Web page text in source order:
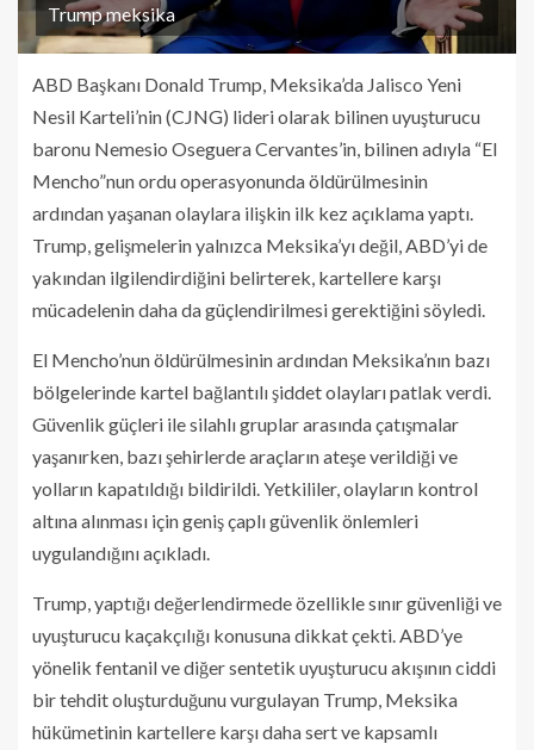
Trump meksika
ABD Başkanı Donald Trump, Meksika’da Jalisco Yeni
Nesil Karteli’nin (CJNG) lideri olarak bilinen uyuşturucu
baronu Nemesio Oseguera Cervantes’in, bilinen adıyla “El
Mencho”nun ordu operasyonunda öldürülmesinin
ardından yaşanan olaylara ilişkin ilk kez açıklama yaptı.
Trump, gelişmelerin yalnızca Meksika’yı değil, ABD’yi de
yakından ilgilendirdiğini belirterek, kartellere karşı
mücadelenin daha da güçlendirilmesi gerektiğini söyledi.
El Mencho’nun öldürülmesinin ardından Meksika’nın bazı
bölgelerinde kartel bağlantılı şiddet olayları patlak verdi.
Güvenlik güçleri ile silahlı gruplar arasında çatışmalar
yaşanırken, bazı şehirlerde araçların ateşe verildiği ve
yolların kapatıldığı bildirildi. Yetkililer, olayların kontrol
altına alınması için geniş çaplı güvenlik önlemleri
uygulandığını açıkladı.
Trump, yaptığı değerlendirmede özellikle sınır güvenliği ve
uyuşturucu kaçakçılığı konusuna dikkat çekti. ABD’ye
yönelik fentanil ve diğer sentetik uyuşturucu akışının ciddi
bir tehdit oluşturduğunu vurgulayan Trump, Meksika
hükümetinin kartellere karşı daha sert ve kapsamlı